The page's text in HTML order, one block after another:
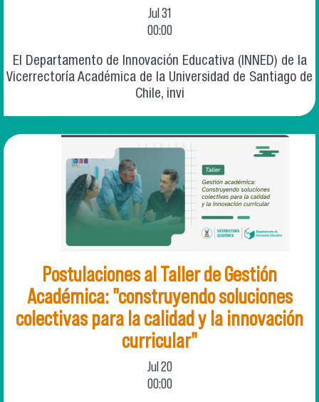
Jul 31
00:00
El Departamento de Innovación Educativa (INNED) de la
Vicerrectoría Académica de la Universidad de Santiago de
Chile, invi
Postulaciones al Taller de Gestión
Académica: "construyendo soluciones
colectivas para la calidad y la innovación
curricular"
Jul 20
00:00